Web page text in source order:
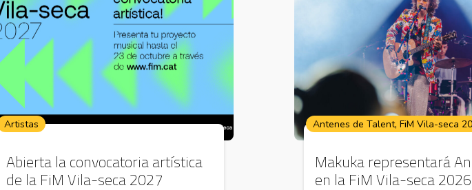
Artistas
Abierta la convocatoria artística
de la FiM Vila-seca 2027
Antenes de Talent, FiM Vila-seca
Makuka representará
en la FiM Vila-seca 2026